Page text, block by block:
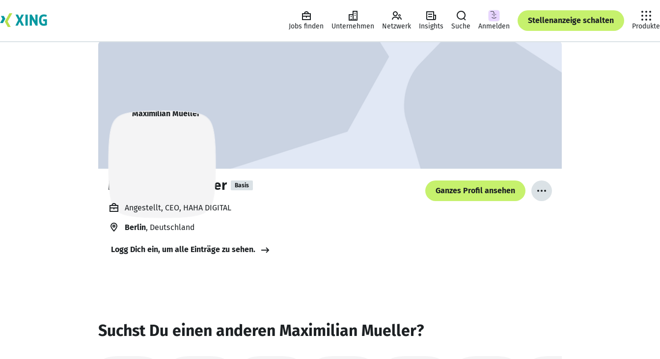
Jobs finden Unternehmen Netzwerk Insights Suche Anmelden
Stellenanzeige schalten
Produkte
Maximilian Mueller Basis
Ganzes Profil ansehen
Angestellt, CEO, HAHA DIGITAL
Berlin, Deutschland
Logg Dich ein, um alle Einträge zu sehen.
Suchst Du einen anderen Maximilian Mueller?